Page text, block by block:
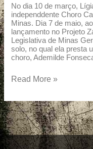
No dia 10 de março,
independdente Choro
Minas. Dia 7 de maio,
lançamento no Projeto
Legislativa de Minas
solo, no qual ela presta
choro, Ademilde
Ademilde
Fonseca
Read More »